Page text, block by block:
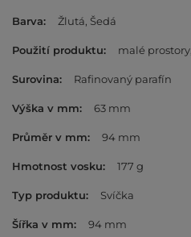
Barva Žlutá Šedá
Použití produktu malé prostory
Surovina Rafinovaný parafín
Výška v mm 63 mm
Průměr v mm 94 mm
Hmotnost vosku 177 g
Typ produktu Svíčka
Šířka v mm 94 mm